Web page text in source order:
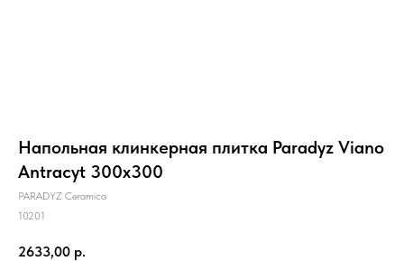
Напольная клинкерная плитка Paradyz Viano
Antracyt 300x300
PARADYZ Ceramica
10201
2633,00 р.